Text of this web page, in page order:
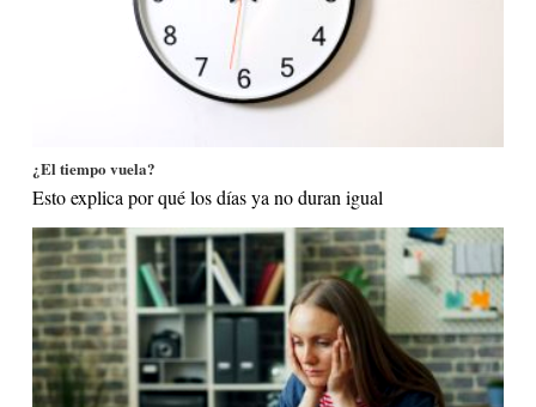
¿El tiempo vuela?
Esto explica por qué los días ya no duran igual